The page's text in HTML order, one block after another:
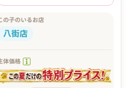
の子のいるお店
八街店
体価格